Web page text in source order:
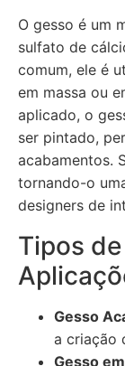
O gesso é um
sulfato de
comum, ele é
em massa ou
aplicado, o
ser pintado,
acabamentos.
tornando-o
designers de
Tipos
Gesso
a criação
Gesso